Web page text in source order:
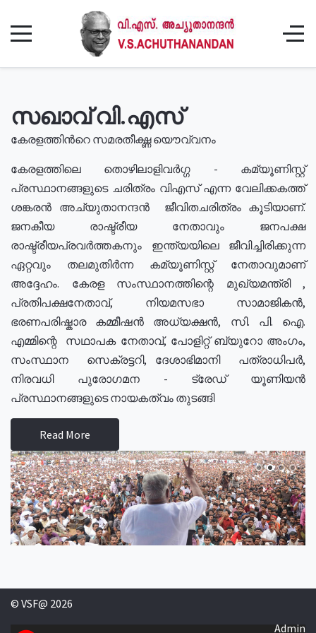
സഖാവ് വി.എസ്
കേരളത്തിൻറെ സമരതീക്ഷ്ണ യൌവ്വനം
കേരളത്തിലെ തൊഴിലാളിവർഗ്ഗ - കമ്യൂണിസ്റ്റ്
പ്രസ്ഥാനങ്ങളുടെ ചരിത്രം വിഎസ് എന്ന വേലിക്കകത്ത്
ശങ്കരൻ അച്യുതാനന്ദൻ ജീവിതചരിത്രം കൂടിയാണ്.
ജനകീയ രാഷ്ട്രീയ നേതാവും ജനപക്ഷ
രാഷ്ട്രീയപ്രവർത്തകനും ഇന്ത്യയിലെ ജീവിച്ചിരിക്കുന്ന
ഏറ്റവും തലമുതിർന്ന കമ്യൂണിസ്റ്റ് നേതാവുമാണ്
അദ്ദേഹം. കേരള സംസ്ഥാനത്തിന്റെ മുഖ്യമന്ത്രി ,
പ്രതിപക്ഷനേതാവ്, നിയമസഭാ സാമാജികൻ,
ഭരണപരിഷ്കാര കമ്മീഷൻ അധ്യക്ഷൻ, സി. പി. ഐ.
എമ്മിന്റെ സഥാപക നേതാവ്, പോളിറ്റ് ബ്യുറോ അംഗം,
സംസ്ഥാന സെക്രട്ടറി, ദേശാഭിമാനി പത്രാധിപർ,
നിരവധി പുരോഗമന - ട്രേഡ് യൂണിയൻ
പ്രസ്ഥാനങ്ങളുടെ നായകത്വം തുടങ്ങി
Read More
© VSF@ 2026
Admin